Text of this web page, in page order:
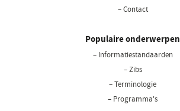
– Contact
Populaire onderwerpen
– Informatiestandaarden
– Zibs
– Terminologie
– Programma's